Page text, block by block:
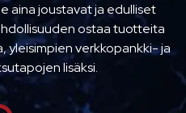
aina joustavat ja edulliset
ostaa tuotteita
yleisimpien verkkopankki- ja
lisäksi.